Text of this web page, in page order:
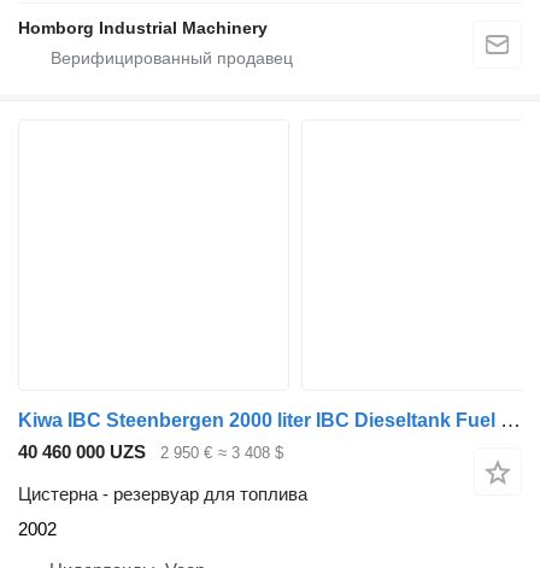
Homborg Industrial Machinery
Kiwa IBC Steenbergen 2000 liter IBC Dieseltank Fuel Tank
40 460 000 UZS 2 950 € ≈ 3 408 $
Цистерна - резервуар для топлива
2002